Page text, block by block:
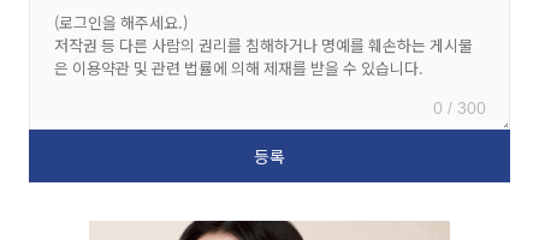
0 / 300